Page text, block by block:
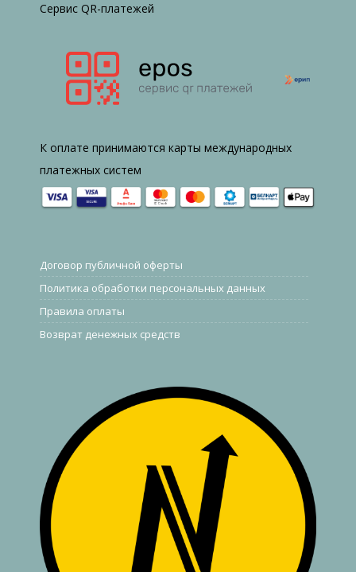
Сервис QR-платежей
К оплате принимаются карты международных
платежных систем
Договор публичной оферты
Политика обработки персональных данных
Правила оплаты
Возврат денежных средств